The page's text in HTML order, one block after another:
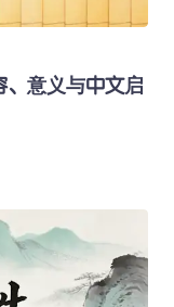
、意义与中文启